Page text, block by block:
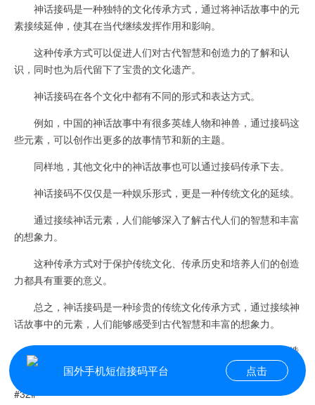
神话接码是一种独特的文化传承方式，通过将神话故事中的元
素接续延伸，使其在当代继续发挥作用和影响。
这种传承方式可以促进人们对古代智慧和创造力的了解和认
识，同时也为后代留下了宝贵的文化遗产。
神话接码在各个文化中都有不同的形式和表达方式。
例如，中国的神话故事中有很多英雄人物和神兽，通过接码这
些元素，可以创作出更多的故事情节和新的主题。
同样地，其他文化中的神话故事也可以通过接码传承下去。
神话接码不仅仅是一种娱乐形式，更是一种传统文化的延续。
通过接续神话元素，人们能够深入了解古代人们的智慧和丰富
的想象力。
这种传承方式对于保护传统文化、传承历史和培养人们的创造
力都具有重要的意义。
总之，神话接码是一种珍贵的传统文化传承方式，通过接续神
话故事中的元素，人们能够感受到古代智慧和丰富的想象力。
这种传承方式不仅能够保护传统文化，也能够激发人们的创造
力，使神话故事在当代继续发挥作用和影响。
#32#
国外手机短信接码平台 点击